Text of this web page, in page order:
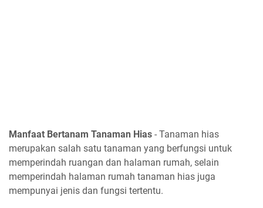
Manfaat Bertanam Tanaman Hias - Tanaman hias
merupakan salah satu tanaman yang berfungsi untuk
memperindah ruangan dan halaman rumah, selain
memperindah halaman rumah tanaman hias juga
mempunyai jenis dan fungsi tertentu.